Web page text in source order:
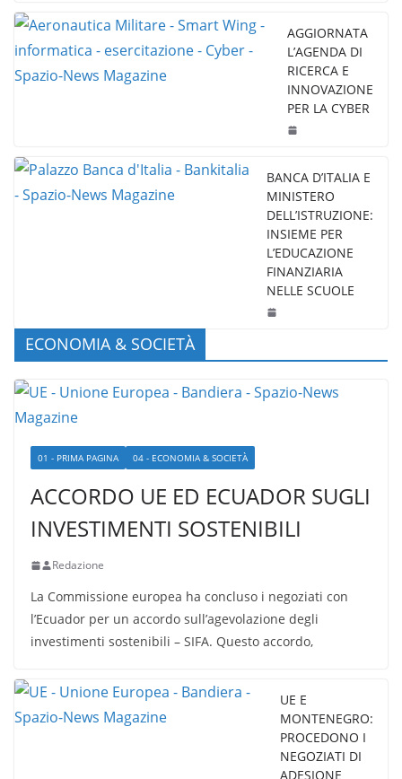
AGGIORNATA
L’AGENDA DI
RICERCA E
INNOVAZIONE
PER LA CYBER
BANCA D’ITALIA E
MINISTERO
DELL’ISTRUZIONE:
INSIEME PER
L’EDUCAZIONE
FINANZIARIA
NELLE SCUOLE
ECONOMIA & SOCIETÀ
01 - PRIMA PAGINA 04 - ECONOMIA & SOCIETÀ
ACCORDO UE ED ECUADOR SUGLI
INVESTIMENTI SOSTENIBILI
Redazione
La Commissione europea ha concluso i negoziati con
l’Ecuador per un accordo sull’agevolazione degli
investimenti sostenibili – SIFA. Questo accordo,
UE E
MONTENEGRO:
PROCEDONO I
NEGOZIATI DI
ADESIONE